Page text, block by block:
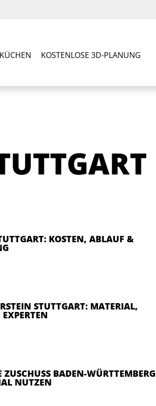
KOSTENLOSE 3D-PLANUNG
KOSTEN, ABLAUF &
STUTTGART: MATERIAL,
ZUSCHUSS BADEN-WÜRTTEMBERG
NUTZEN